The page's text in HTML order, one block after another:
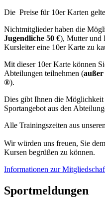
Die Preise für 10er Karten
Nichtmitglieder haben die
Jugendliche 50 €), Mutter und
Kursleiter eine 10er Karte zu
Mit dieser 10er Karte können
Abteilungen teilnehmen (außer
®).
Dies gibt Ihnen die Möglichkeit
Sportangebot aus den
Alle Trainingszeiten aus
Wir würden uns freuen, Sie
Kursen begrüßen zu können.
Informationen zur
Sportmeldungen